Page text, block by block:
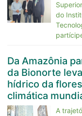
do
Da Amazônia
da Bionorte
hídrico da
climática
A